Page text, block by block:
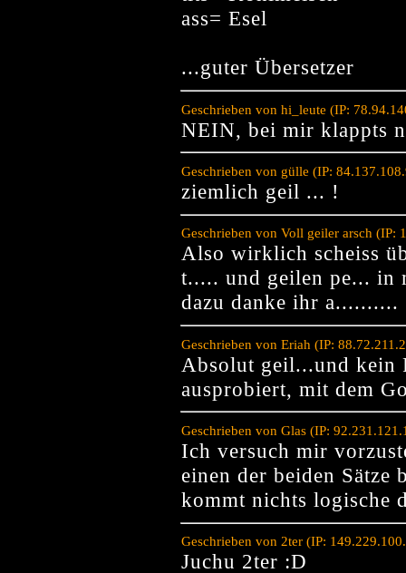
ass= Esel
...guter Übersetzer
Geschrieben von hi_leute (IP:
NEIN, bei mir klappts
Geschrieben von gülle (IP:
ziemlich geil ... !
Geschrieben von Voll geiler arsch (IP:
Also wirklich scheiss
t..... und geilen pe... in
dazu danke ihr a..........
Geschrieben von Eriah (IP:
Absolut geil...und kein
ausprobiert, mit dem
Geschrieben von Glas (IP:
Ich versuch mir
einen der beiden Sätze
kommt nichts logische
Geschrieben von 2ter (IP:
Juchu 2ter :D